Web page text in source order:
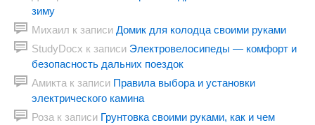
зиму
Михаил к записи Домик для колодца своими руками
StudyDocx к записи Электровелосипеды — комфорт и
безопасность дальних поездок
Амикта к записи Правила выбора и установки
электрического камина
Роза к записи Грунтовка своими руками, как и чем